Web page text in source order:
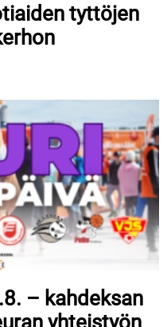
tyttöjen
– kahdeksan
yhteistyön